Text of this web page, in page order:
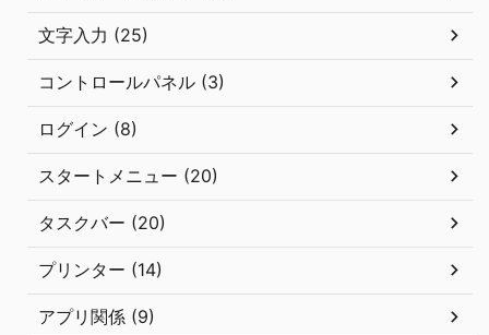
文字入力 (25)
コントロールパネル (3)
ログイン (8)
スタートメニュー (20)
タスクバー (20)
プリンター (14)
アプリ関係 (9)